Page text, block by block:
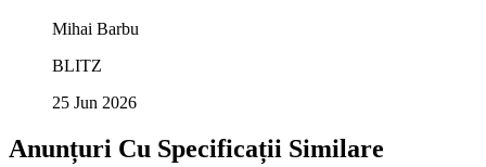
Mihai Barbu
BLITZ
25 Jun 2026
Anunțuri Cu Specificații Similare